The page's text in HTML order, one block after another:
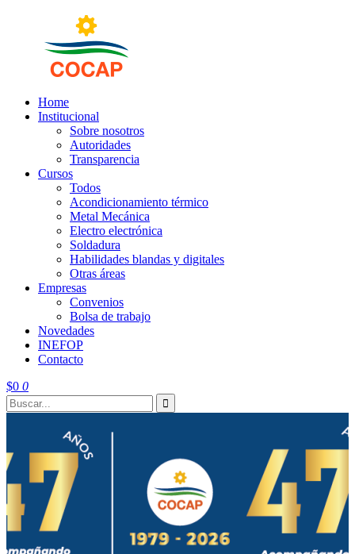
Home
Institucional
Sobre nosotros
Autoridades
Transparencia
Cursos
Todos
Acondicionamiento térmico
Metal Mecánica
Electro electrónica
Soldadura
Habilidades blandas y digitales
Otras áreas
Empresas
Convenios
Bolsa de trabajo
Novedades
INEFOP
Contacto
$0 0